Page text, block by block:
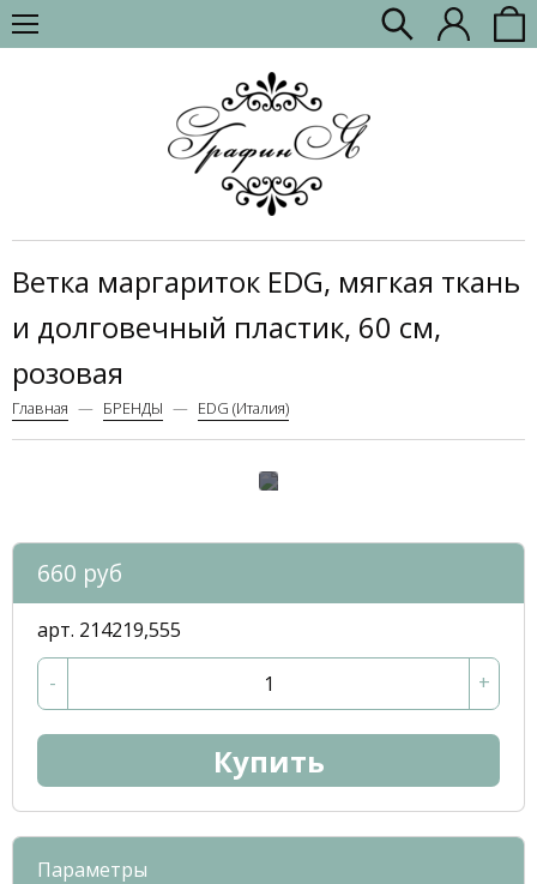
Ветка маргариток EDG, мягкая ткань
и долговечный пластик, 60 см,
розовая
Главная БРЕНДЫ EDG (Италия)
660 руб
арт. 214219,555
- +
Купить
Параметры